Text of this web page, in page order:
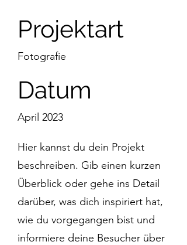
Projektart
Fotografie
Datum
April 2023
Hier kannst du dein Projekt
beschreiben. Gib einen kurzen
Überblick oder gehe ins Detail
darüber, was dich inspiriert hat,
wie du vorgegangen bist und
informiere deine Besucher über